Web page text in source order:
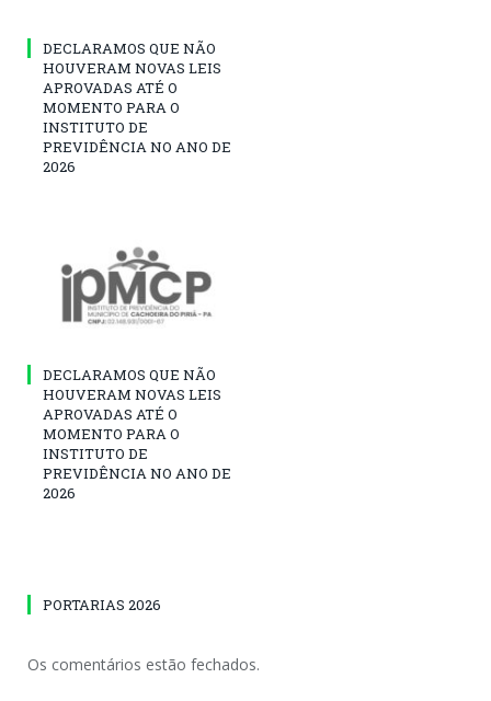
DECLARAMOS QUE NÃO
HOUVERAM NOVAS LEIS
APROVADAS ATÉ O
MOMENTO PARA O
INSTITUTO DE
PREVIDÊNCIA NO ANO DE
2026
DECLARAMOS QUE NÃO
HOUVERAM NOVAS LEIS
APROVADAS ATÉ O
MOMENTO PARA O
INSTITUTO DE
PREVIDÊNCIA NO ANO DE
2026
PORTARIAS 2026
Os comentários estão fechados.